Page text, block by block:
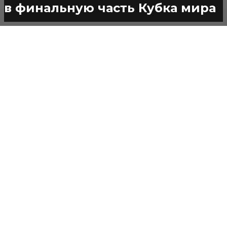
в финальную часть Кубка мира